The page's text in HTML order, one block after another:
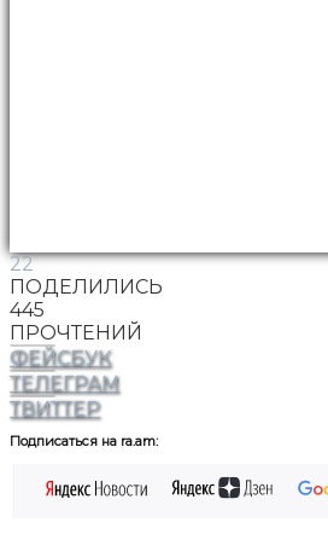
22
ПОДЕЛИЛИСЬ
445
ПРОЧТЕНИЙ
ФЕЙСБУК
ТЕЛЕГРАМ
ТВИТТЕР
Подписаться на ra.am: